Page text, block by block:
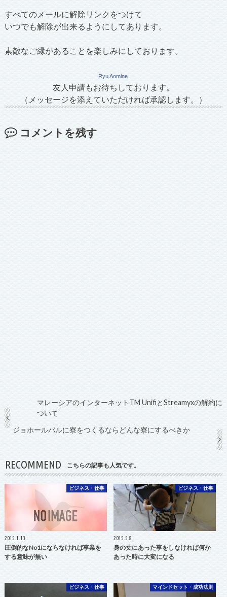
すべてのメールに解除リンクをつけて
いつでも解除が出来るようにしてあります。
素敵なご縁があることを楽しみにしております。
Ryu Aomine
友人申請もお待ちしております。
（メッセージを添えていただければ承認します。）
コメントを残す
マレーシアのインターネットTM UnifiとStreamyxの解約に
ついて
ジョホールバルに寮をつくるならどんな寮にするべきか
RECOMMEND こちらの記事も人気です。
ビジネス・仕事
2015.1.13
圧倒的なNo1にならなければ事業を
する意味が無い
ビジネス・仕事
2015.5.8
身の丈にあった事をしなければ何か
あった時に大変になる
ビジネス・仕事 マインドセット・成功法則